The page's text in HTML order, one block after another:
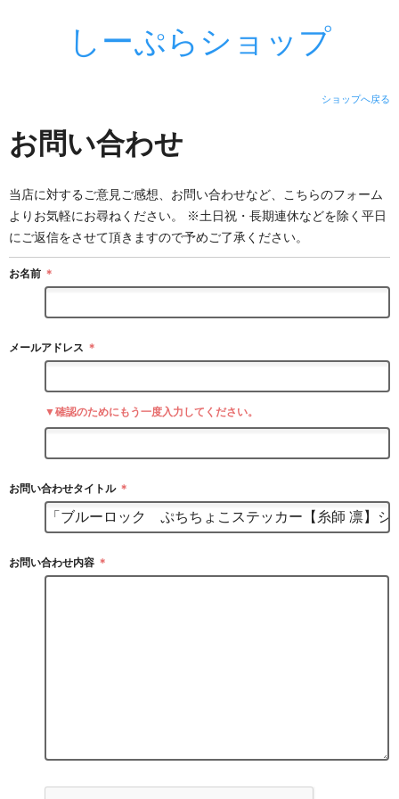
しーぷらショップ
ショップへ戻る
お問い合わせ
当店に対するご意見ご感想、お問い合わせなど、こちらのフォーム
よりお気軽にお尋ねください。 ※土日祝・長期連休などを除く平日
にご返信をさせて頂きますので予めご了承ください。
お名前 ＊
メールアドレス ＊
▼確認のためにもう一度入力してください。
お問い合わせタイトル ＊
お問い合わせ内容 ＊